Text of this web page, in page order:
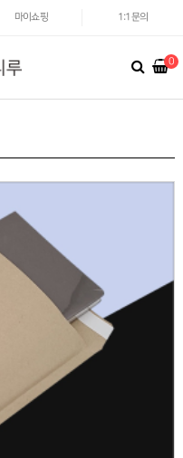
마이쇼핑 1:1문의
0